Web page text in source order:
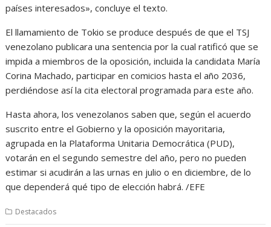
países interesados», concluye el texto.
El llamamiento de Tokio se produce después de que el TSJ
venezolano publicara una sentencia por la cual ratificó que se
impida a miembros de la oposición, incluida la candidata María
Corina Machado, participar en comicios hasta el año 2036,
perdiéndose así la cita electoral programada para este año.
Hasta ahora, los venezolanos saben que, según el acuerdo
suscrito entre el Gobierno y la oposición mayoritaria,
agrupada en la Plataforma Unitaria Democrática (PUD),
votarán en el segundo semestre del año, pero no pueden
estimar si acudirán a las urnas en julio o en diciembre, de lo
que dependerá qué tipo de elección habrá. /EFE
Destacados